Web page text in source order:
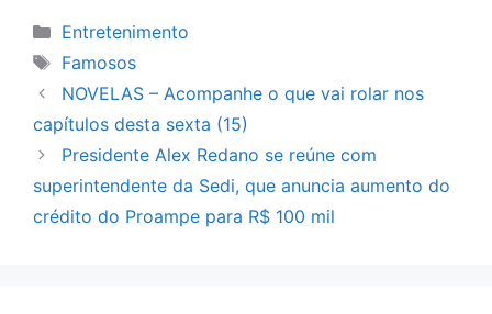
Categorias
Entretenimento
Tags
Famosos
NOVELAS – Acompanhe o que vai rolar nos
capítulos desta sexta (15)
Presidente Alex Redano se reúne com
superintendente da Sedi, que anuncia aumento do
crédito do Proampe para R$ 100 mil